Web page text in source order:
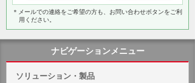
＊メールでの連絡をご希望の方も、お問い合わせボタンをご利
用ください。
ナビゲーションメニュー
ソリューション・製品